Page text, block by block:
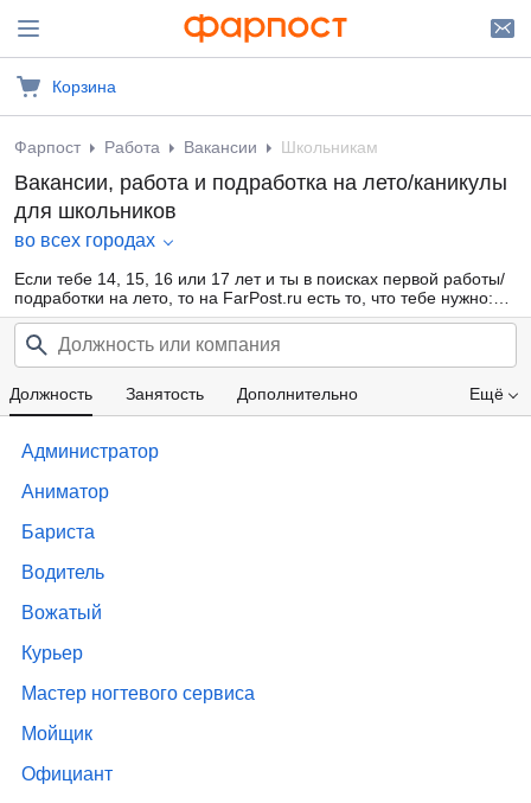
Корзина
Фарпост Работа Вакансии Школьникам
Вакансии, работа и подработка на лето/каникулы
для школьников
во всех городах
Если тебе 14, 15, 16 или 17 лет и ты в поисках первой работы/
подработки на лето, то на FarPost.ru есть то, что тебе нужно:
большая база свежих объявлений от прямых работодателей и
кадровых агентств, ежедневные обновления, удобная
фильтрация по области деятельности, опыту работы, желаемой
з/п. Заработай свои первые карманные деньги уже сейчас!
Ещё
Должность Занятость Дополнительно
Зарплата
Администратор
Аниматор
Бариста
Водитель
Вожатый
Курьер
Мастер ногтевого сервиса
Мойщик
Официант